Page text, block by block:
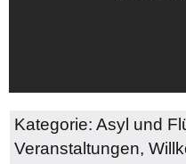
Kategorie: Asyl und
Veranstaltungen,